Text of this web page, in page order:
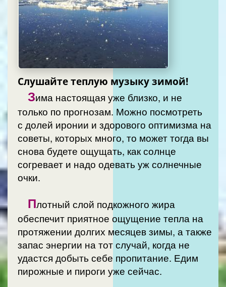
Слушайте теплую музыку зимой!
Зима настоящая уже близко, и не
только по прогнозам. Можно посмотреть
с долей иронии и здорового оптимизма на
советы, которых много, то может тогда вы
снова будете ощущать, как солнце
согревает и надо одевать уж солнечные
очки.
Плотный слой подкожного жира
обеспечит приятное ощущение тепла на
протяжении долгих месяцев зимы, а также
запас энергии на тот случай, когда не
удастся добыть себе пропитание. Едим
пирожные и пироги уже сейчас.